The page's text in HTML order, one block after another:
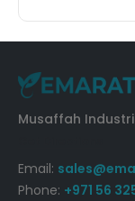
Musaffah
Email:
Phone: +971 56